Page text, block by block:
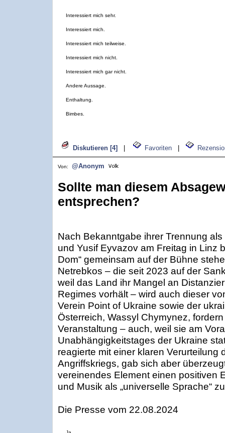
Interessiert mich sehr.
Interessiert mich.
Interessiert mich teilweise.
Interessiert mich nicht.
Interessiert mich gar nicht.
Andere Aussage.
Enthaltung.
Bimbes.
Diskutieren [4] Favoriten
Von: @Anonym
Sollte man diesem
entsprechen?
Nach Bekanntgabe ihrer Trennung
und Yusif Eyvazov am Freitag in Linz
Dom“ gemeinsam auf der Bühne
Netrebkos – die seit 2023 auf der
weil das Land ihr Mangel an
Regimes vorhält – wird auch dieser
Verein Point of Ukraine sowie der
Österreich, Wassyl Chymynez,
Veranstaltung – auch, weil sie am
Unabhängigkeitstages der Ukraine
reagierte mit einer klaren Verurteilung
Angriffskriegs, gab sich aber
vereinendes Element einen positiven
und Musik als „universelle Sprache“
Die Presse vom 22.08.2024